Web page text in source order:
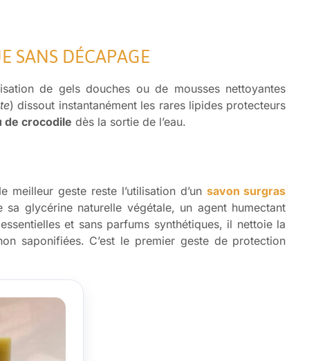
SANS DÉCAPAGE
de gels douches ou de mousses nettoyantes
) dissout instantanément les rares lipides protecteurs
de crocodile dès la sortie de l’eau.
geste reste l’utilisation d’un savon surgras
glycérine naturelle végétale, un agent humectant
et sans parfums synthétiques, il nettoie la
saponifiées. C’est le premier geste de protection